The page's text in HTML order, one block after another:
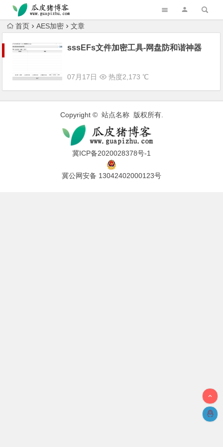
跳转到主内容
首页 AES加密 文章
sssEFs文件加密工具-网盘防和谐神器
07月17日 热度2,173 ℃
Copyright © 站点名称 版权所有.
冀ICP备2020028378号-1
冀公网安备 13042402000123号